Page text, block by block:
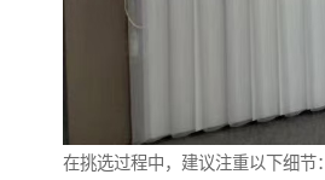
在挑选过程中，建议注重以下细节：